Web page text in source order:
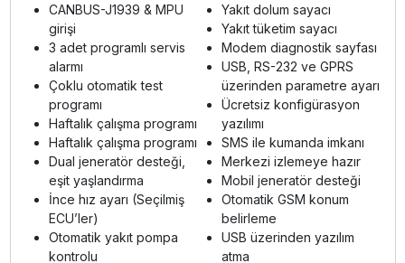
CANBUS-J1939 & MPU
girişi
3 adet programlı servis
alarmı
Çoklu otomatik test
programı
Haftalık çalışma programı
Haftalık çalışma programı
Dual jeneratör desteği,
eşit yaşlandırma
İnce hız ayarı (Seçilmiş
ECU’ler)
Otomatik yakıt pompa
kontrolu
Yakıt dolum sayacı
Yakıt tüketim sayacı
Modem diagnostik sayfası
USB, RS-232 ve GPRS
üzerinden parametre ayarı
Ücretsiz konfigürasyon
yazılımı
SMS ile kumanda imkanı
Merkezi izlemeye hazır
Mobil jeneratör desteği
Otomatik GSM konum
belirleme
USB üzerinden yazılım
atma